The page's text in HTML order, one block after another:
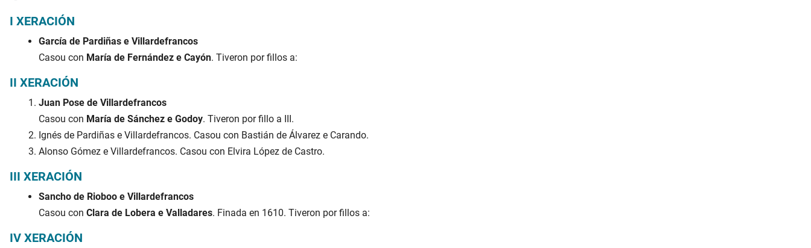
I XERACIÓN
García de Pardiñas e Villardefrancos
Casou con María de Fernández e Cayón. Tiveron por fillos a:
II XERACIÓN
Juan Pose de Villardefrancos
Casou con María de Sánchez e Godoy. Tiveron por fillo a III.
Ignés de Pardiñas e Villardefrancos. Casou con Bastián de Álvarez e Carando.
Alonso Gómez e Villardefrancos. Casou con Elvira López de Castro.
III XERACIÓN
Sancho de Rioboo e Villardefrancos
Casou con Clara de Lobera e Valladares. Finada en 1610. Tiveron por fillos a:
IV XERACIÓN